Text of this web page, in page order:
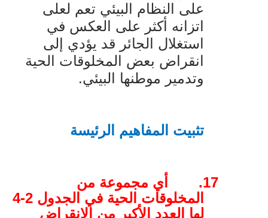
على النظام البيئي تعم لعلى
اتزانه أكثر على العكس في
استغلال الجائر قد يؤدي إلى
انقراض بعض المخلوقات الحية
وتدمير موطنها البيئي.
تثبيت المفاهيم الرئيسة
17.
أي مجموعة من
المخلوقات الحية في الجدول 2-4
لها العدد الأكبر من الانقراض